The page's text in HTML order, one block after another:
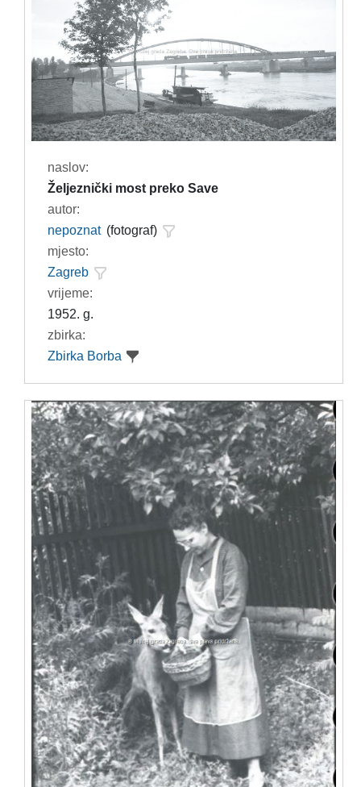
naslov:
Željeznički most preko Save
autor:
nepoznat (fotograf)
mjesto:
Zagreb
vrijeme:
1952. g.
zbirka:
Zbirka Borba